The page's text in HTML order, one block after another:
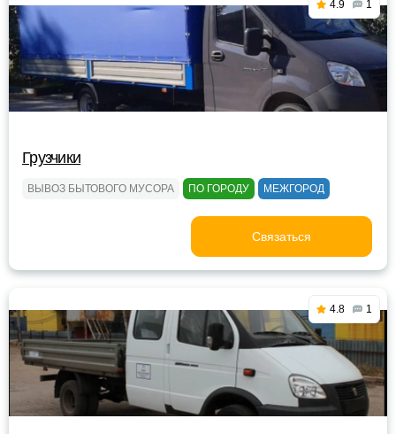
4.9 1
Грузчики
ВЫВОЗ БЫТОВОГО МУСОРА ПО ГОРОДУ МЕЖГОРОД
Связаться
4.8 1